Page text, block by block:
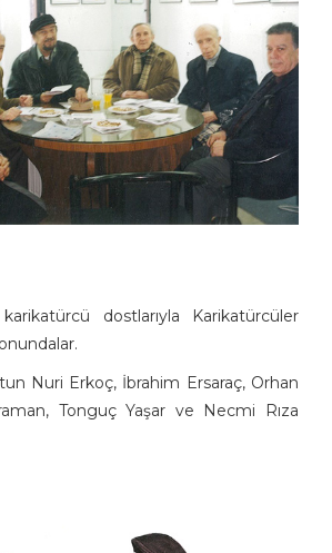
dostlarıyla Karikatürcüler
Nuri Erkoç, İbrahim Ersaraç, Orhan
Tonguç Yaşar ve Necmi Rıza